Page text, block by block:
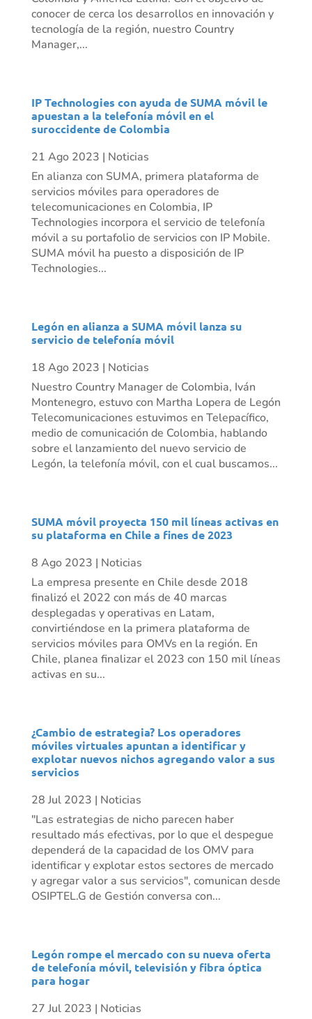
conocer de cerca los desarrollos en innovación y
tecnología de la región, nuestro Country
Manager,...
IP Technologies con ayuda de SUMA móvil le
apuestan a la telefonía móvil en el
suroccidente de Colombia
21 Ago 2023 | Noticias
En alianza con SUMA, primera plataforma de
servicios móviles para operadores de
telecomunicaciones en Colombia, IP
Technologies incorpora el servicio de telefonía
móvil a su portafolio de servicios con IP Mobile.
SUMA móvil ha puesto a disposición de IP
Technologies...
Legón en alianza a SUMA móvil lanza su
servicio de telefonía móvil
18 Ago 2023 | Noticias
Nuestro Country Manager de Colombia, Iván
Montenegro, estuvo con Martha Lopera de Legón
Telecomunicaciones estuvimos en Telepacífico,
medio de comunicación de Colombia, hablando
sobre el lanzamiento del nuevo servicio de
Legón, la telefonía móvil, con el cual buscamos...
SUMA móvil proyecta 150 mil líneas activas en
su plataforma en Chile a fines de 2023
8 Ago 2023 | Noticias
La empresa presente en Chile desde 2018
finalizó el 2022 con más de 40 marcas
desplegadas y operativas en Latam,
convirtiéndose en la primera plataforma de
servicios móviles para OMVs en la región. En
Chile, planea finalizar el 2023 con 150 mil líneas
activas en su...
¿Cambio de estrategia? Los operadores
móviles virtuales apuntan a identificar y
explotar nuevos nichos agregando valor a sus
servicios
28 Jul 2023 | Noticias
"Las estrategias de nicho parecen haber
resultado más efectivas, por lo que el despegue
dependerá de la capacidad de los OMV para
identificar y explotar estos sectores de mercado
y agregar valor a sus servicios", comunican desde
OSIPTEL.G de Gestión conversa con...
Legón rompe el mercado con su nueva oferta
de telefonía móvil, televisión y fibra óptica
para hogar
27 Jul 2023 | Noticias